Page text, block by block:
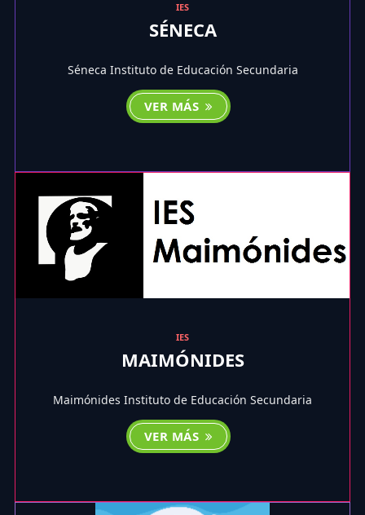
IES
SÉNECA
Séneca Instituto de Educación Secundaria
VER MÁS
IES
MAIMÓNIDES
Maimónides Instituto de Educación Secundaria
VER MÁS